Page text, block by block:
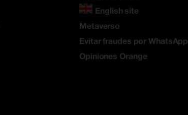
English site
Metaverso
Evitar fraudes por WhatsApp
Opiniones Orange